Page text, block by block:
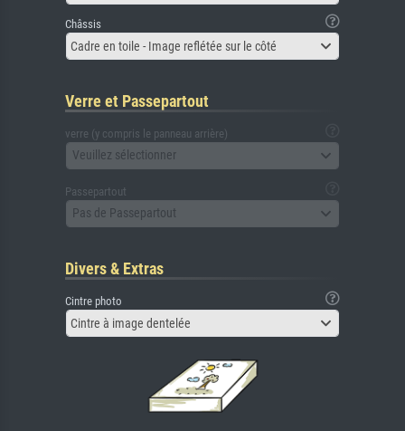
Châssis
Cadre en toile - Image reflétée sur le côté
Verre et Passepartout
verre (y compris le panneau arrière)
Veuillez sélectionner
Passepartout
Pas de Passepartout
Divers & Extras
Cintre photo
Cintre à image dentelée